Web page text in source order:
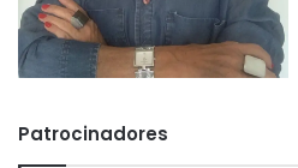
Patrocinadores